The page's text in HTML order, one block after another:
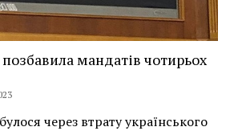
мандатів чотирьох
через втрату українського